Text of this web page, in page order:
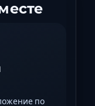
по